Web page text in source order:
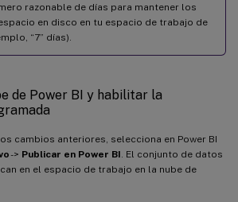
razonable de días para mantener los
en disco en tu espacio de trabajo de
“7” días).
de Power BI y habilitar la
cambios anteriores, selecciona en Power BI
-> Publicar en Power BI . El conjunto de datos
en el espacio de trabajo en la nube de